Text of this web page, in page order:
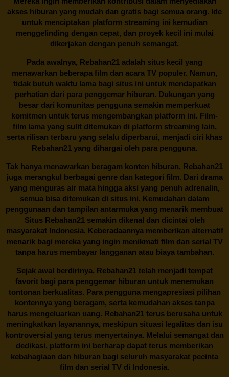
akses hiburan yang mudah dan gratis bagi semua orang. Ide
untuk menciptakan platform streaming ini kemudian
menggelinding dengan cepat, dan proyek kecil ini mulai
dikerjakan dengan penuh semangat.
Pada awalnya, Rebahan21 adalah situs kecil yang
menawarkan beberapa film dan acara TV populer. Namun,
tidak butuh waktu lama bagi situs ini untuk mendapatkan
perhatian dari para penggemar hiburan. Dukungan yang
besar dari komunitas pengguna semakin memperkuat
komitmen untuk terus mengembangkan platform ini. Film-
film lama yang sulit ditemukan di platform streaming lain,
serta rilisan terbaru yang selalu diperbarui, menjadi ciri khas
Rebahan21 yang dihargai oleh para pengguna.
Tak hanya menawarkan beragam konten hiburan, Rebahan21
juga merangkul berbagai genre dan kategori film. Dari drama
yang menguras air mata hingga aksi yang penuh adrenalin,
semua bisa ditemukan di situs ini. Kemudahan dalam
penggunaan dan tampilan antarmuka yang menarik membuat
Situs Rebahan21semakin dikenal dan dicintai oleh
masyarakat Indonesia. Keberadaannya memberikan alternatif
menarik bagi mereka yang ingin menikmati film dan serial TV
tanpa harus membayar langganan atau biaya tambahan.
Sejak awal berdirinya, Rebahan21 telah menjadi tempat
favorit bagi para penggemar hiburan untuk menemukan
tontonan berkualitas. Para pengguna mengapresiasi pilihan
kontennya yang beragam, serta kemudahan akses tanpa
harus mengeluarkan uang. Rebahan21terus berusaha untuk
meningkatkan layanannya, meskipun situasi legalitas dan isu
kontroversial yang terus menyertainya. Melalui semangat dan
dedikasi, platform ini berharap dapat terus memberikan
kebahagiaan dan hiburan bagi seluruh masyarakat pecinta
film dan serial TV di Indonesia.